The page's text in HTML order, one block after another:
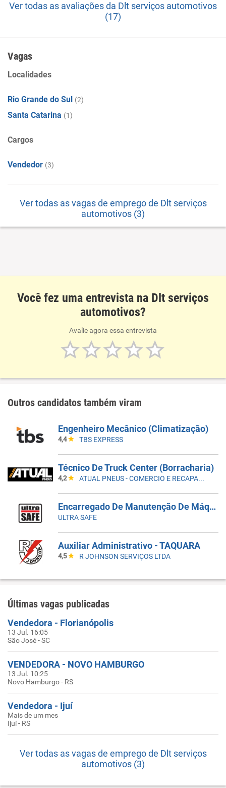
Ver todas as avaliações da Dlt serviços automotivos
(17)
Vagas
Localidades
Rio Grande do Sul (2)
Santa Catarina (1)
Cargos
Vendedor (3)
Ver todas as vagas de emprego de Dlt serviços
automotivos (3)
Você fez uma entrevista na Dlt serviços
automotivos?
Avalie agora essa entrevista
Outros candidatos também viram
Engenheiro Mecânico (Climatização)
4,4 TBS EXPRESS
Técnico De Truck Center (Borracharia)
4,2 ATUAL PNEUS - COMERCIO E RECAPAGEM
Encarregado De Manutenção De Máquinas E Equipamentos
ULTRA SAFE
Auxiliar Administrativo - TAQUARA
4,5 R JOHNSON SERVIÇOS LTDA
Últimas vagas publicadas
Vendedora - Florianópolis
13 Jul. 16:05
São José - SC
VENDEDORA - NOVO HAMBURGO
13 Jul. 10:25
Novo Hamburgo - RS
Vendedora - Ijuí
Mais de um mes
Ijuí - RS
Ver todas as vagas de emprego de Dlt serviços
automotivos (3)